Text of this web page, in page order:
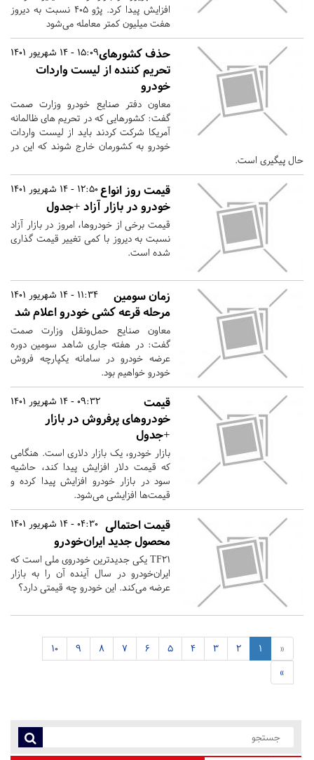
افزایش پیدا کرد. پژو ۴۰۵ نسبت به دیروز
هفت میلیون کمتر معامله می‌شود
15:09 - 14 شهریور 1401حذف کشورهای
تحریم کننده از لیست واردات
خودرو
معاون دفتر صنایع خودرو وزارت صمت
گفت: کشورهایی که در تحریم های ظالمانه
آمریکا شرکت کردند باید از لیست واردات
خودرو به کشورمان خارج شوند که این در
حال پیگیری است.
12:50 - 14 شهریور 1401 قیمت روز انواع
خودرو در بازار آزاد +جدول
قیمت برخی از خودروها، امروز در بازار آزاد
نسبت به دیروز با کمی تغییر قیمت گذاری
شده است.
11:34 - 14 شهریور 1401
زمان سومین
مرحله قرعه کشی خودرو اعلام شد
معاون صنایع حمل‌ونقل وزارت صمت
گفت: در هفته جاری شاهد سومین دوره
عرضه خودرو در سامانه یکپارچه فروش
خودرو خواهیم بود.
09:32 - 14 شهریور 1401
قیمت
خودروهای پرفروش در بازار
+جدول
بازار خودرو، یک بازار دلاری است. هنگامی
که قیمت دلار افزایش پیدا کند، حاشیه
سود در بازار خودرو افزایش پیدا کرده و
قیمت‌ها افزایشی می‌شود.
04:30 - 14 شهریور 1401 قیمت احتمالی
محصول جدید ایران‌خودرو
TF۲۱ یکی جدیدترین خودروی ملی است که
ایران‌خودرو در سال آینده آن را به بازار
عرضه می‌کند. این خودرو چه قیمتی دارد؟
«
1
2
3
4
5
6
7
8
9
10
»